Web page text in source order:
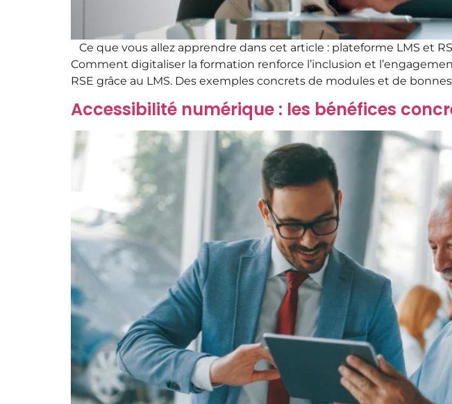
Ce que vous allez apprendre dans cet article : plateforme LMS et
Comment digitaliser la formation renforce l’inclusion et
RSE grâce au LMS. Des exemples concrets de modules et de
Accessibilité numérique : les bénéfices